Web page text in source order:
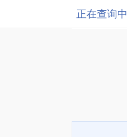
正在查询中